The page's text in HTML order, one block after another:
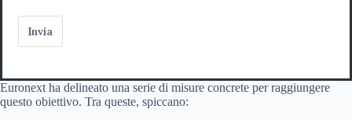
Invia
Euronext ha delineato una serie di misure concrete per raggiungere
questo obiettivo. Tra queste, spiccano: